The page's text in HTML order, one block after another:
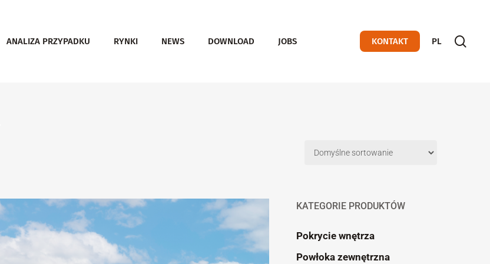
ANALIZA PRZYPADKU RYNKI NEWS DOWNLOAD JOBS KONTAKT PL
KATEGORIE PRODUKTÓW
Pokrycie wnętrza
Powłoka zewnętrzna